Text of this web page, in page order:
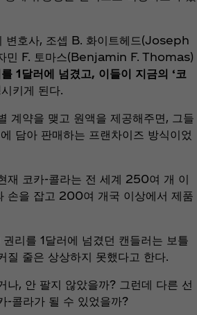
변호사, 조셉 B. 화이트헤드(Joseph
F. 토마스(Benjamin F. Thomas)
1달러에 넘겼고, 이들이 지금의 ‘코
시키게 된다.
계약을 맺고 원액을 제공해주면, 그들
담아 판매하는 프랜차이즈 방식이었
재 코카-콜라는 전 세계 250여 개 이
손을 잡고 200여 개국 이상에서 제품
리를 1달러에 넘겼던 캔들러는 보틀
질 줄은 상상하지 못했다고 한다.
나, 안 팔지 않았을까? 그런데 다른 선
-콜라가 될 수 있었을까?